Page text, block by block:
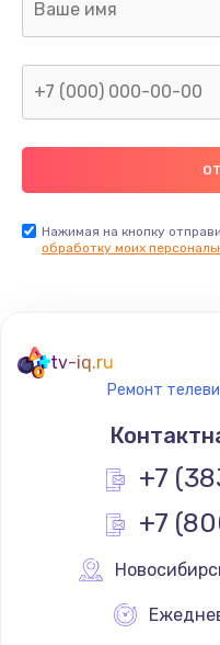
Не
Не
Помехи и
Нажимая на кнопку
обработку моих
tv-iq.ru
Ремонт
+7
+7